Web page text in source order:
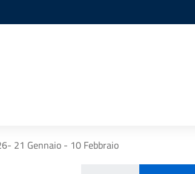
21 Gennaio - 10 Febbraio